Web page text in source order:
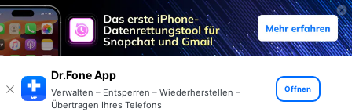
Dr.Fone App
Verwalten – Entsperren – Wiederherstellen –
Übertragen Ihres Telefons
Öffnen